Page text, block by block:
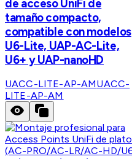
de acceso UniFi de
tamaño compacto,
compatible con modelos
U6-Lite, UAP-AC-Lite,
U6+ y UAP-nanoHD
UACC-LITE-AP-AMUACC-
LITE-AP-AM